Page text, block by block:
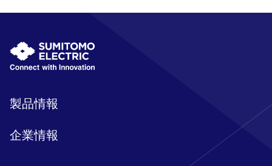
製品情報
企業情報